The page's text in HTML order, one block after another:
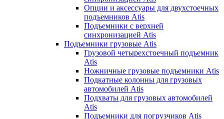
Опции и аксессуары для двухстоечных
подъемников Atis
Подъемники с верхней
синхронизацией Atis
Подъемники грузовые Atis
Грузовой четырехстоечный подъемник
Atis
Ножничные грузовые подъемники Atis
Подкатные колонны для грузовых
автомобилей Atis
Подхваты для грузовых автомобилей
Atis
Подъемники для погрузчиков Atis